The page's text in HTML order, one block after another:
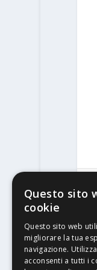
Questo sito
cookie
Questo sito web
migliorare la tua
navigazione.
acconsenti a tutti i